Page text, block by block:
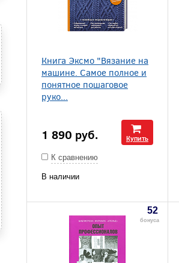
Книга Эксмо "Вязание на
машине. Самое полное и
понятное пошаговое
руко...
1 890 руб. Купить
К сравнению
В наличии
52
бонуса